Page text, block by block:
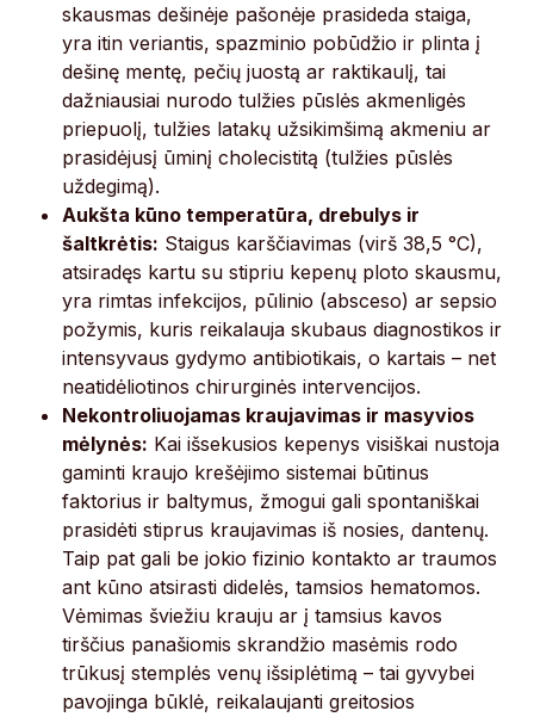
skausmas dešinėje pašonėje prasideda staiga,
yra itin veriantis, spazminio pobūdžio ir plinta į
dešinę mentę, pečių juostą ar raktikaulį, tai
dažniausiai nurodo tulžies pūslės akmenligės
priepuolį, tulžies latakų užsikimšimą akmeniu ar
prasidėjusį ūminį cholecistitą (tulžies pūslės
uždegimą).
Aukšta kūno temperatūra, drebulys ir
šaltkrėtis: Staigus karščiavimas (virš 38,5 °C),
atsiradęs kartu su stipriu kepenų ploto skausmu,
yra rimtas infekcijos, pūlinio (absceso) ar sepsio
požymis, kuris reikalauja skubaus diagnostikos ir
intensyvaus gydymo antibiotikais, o kartais – net
neatidėliotinos chirurginės intervencijos.
Nekontroliuojamas kraujavimas ir masyvios
mėlynės: Kai išsekusios kepenys visiškai nustoja
gaminti kraujo krešėjimo sistemai būtinus
faktorius ir baltymus, žmogui gali spontaniškai
prasidėti stiprus kraujavimas iš nosies, dantenų.
Taip pat gali be jokio fizinio kontakto ar traumos
ant kūno atsirasti didelės, tamsios hematomos.
Vėmimas šviežiu krauju ar į tamsius kavos
tirščius panašiomis skrandžio masėmis rodo
trūkusį stemplės venų išsiplėtimą – tai gyvybei
pavojinga būklė, reikalaujanti greitosios